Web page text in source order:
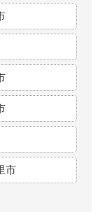
市